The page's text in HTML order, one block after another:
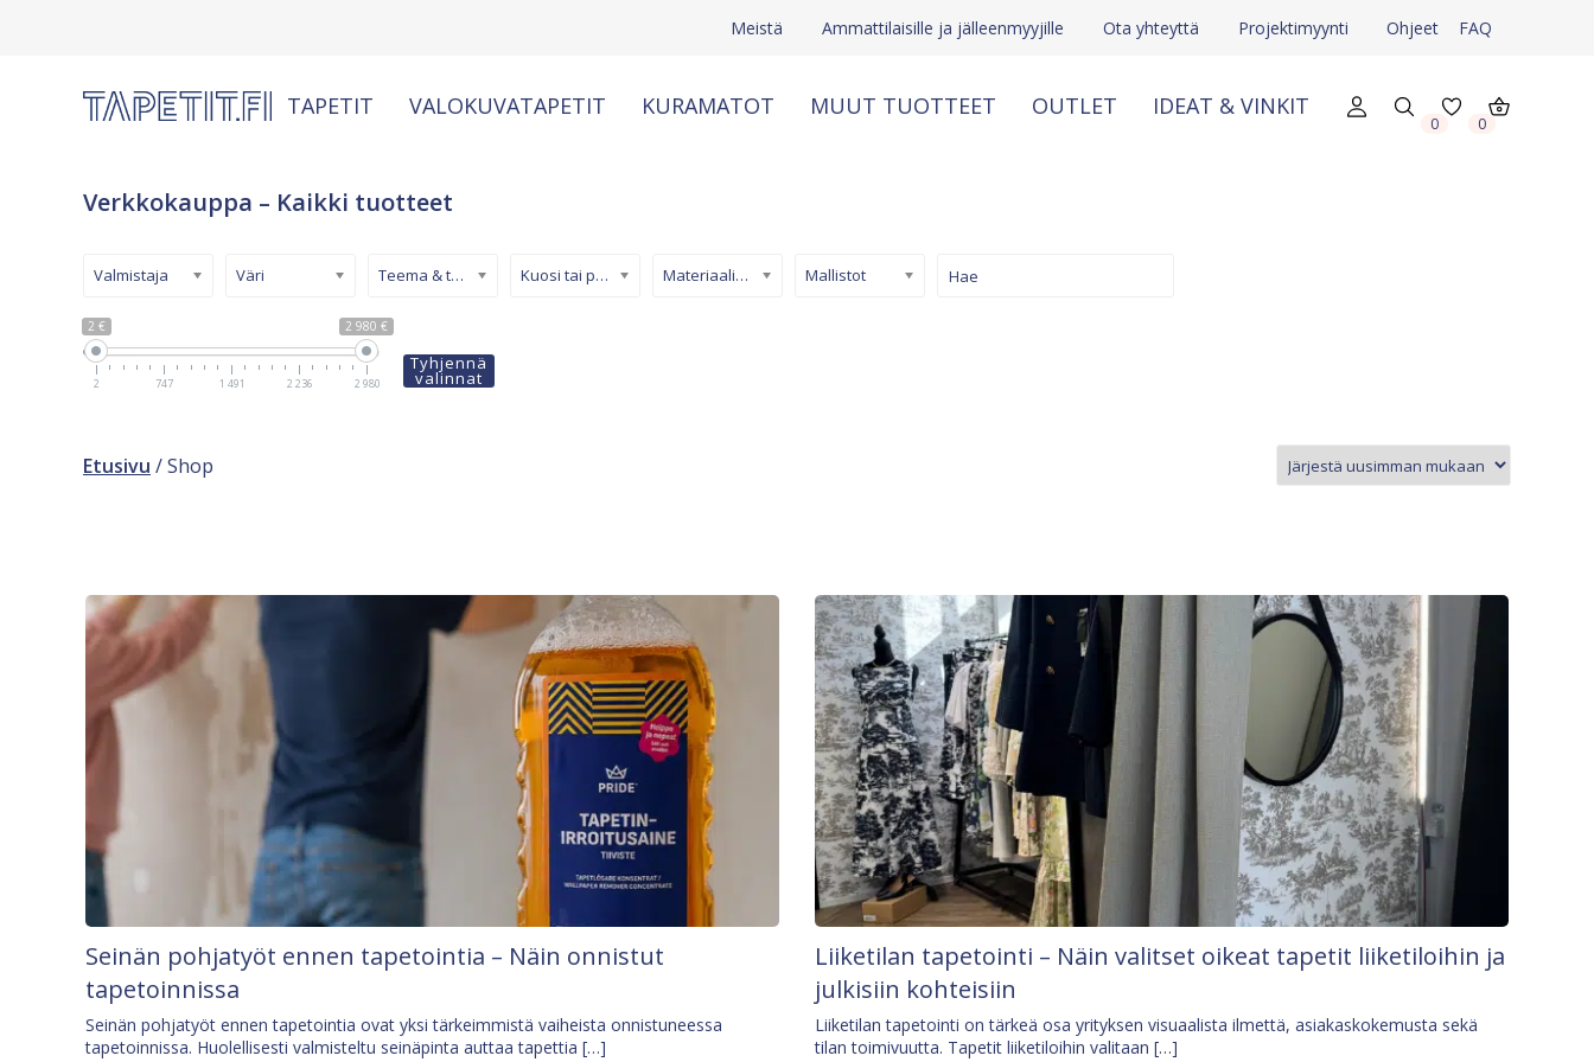
Meistä Ammattilaisille ja jälleenmyyjille Ota yhteyttä Projektimyynti Ohjeet FAQ
TAPETIT VALOKUVATAPETIT KURAMATOT MUUT TUOTTEET OUTLET IDEAT & VINKIT
0 0
Verkkokauppa – Kaikki tuotteet
2 € 2 980 €
2 747 1 491 2 236 2 980
Valmistaja Väri Teema & tyyli Kuosi tai pinta Materiaali/ tuotetyyppi Mallistot
Tyhjennä
valinnat
Etusivu / Shop
Seinän pohjatyöt ennen tapetointia – Näin onnistut
tapetoinnissa
Seinän pohjatyöt ennen tapetointia ovat yksi tärkeimmistä vaiheista onnistuneessa
tapetoinnissa. Huolellisesti valmisteltu seinäpinta auttaa tapettia […]
Liiketilan tapetointi – Näin valitset oikeat tapetit liiketiloihin ja
julkisiin kohteisiin
Liiketilan tapetointi on tärkeä osa yrityksen visuaalista ilmettä, asiakaskokemusta sekä
tilan toimivuutta. Tapetit liiketiloihin valitaan […]